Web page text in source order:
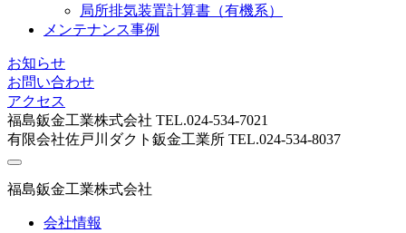
局所排気装置計算書（有機系）
メンテナンス事例
お知らせ
お問い合わせ
アクセス
福島鈑金工業株式会社 TEL.024-534-7021
有限会社佐戸川ダクト鈑金工業所 TEL.024-534-8037
福島鈑金工業株式会社
会社情報